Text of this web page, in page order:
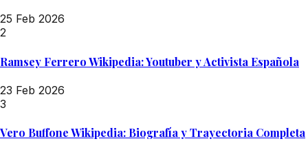
25 Feb 2026
2
Ramsey Ferrero Wikipedia: Youtuber y Activista Española
23 Feb 2026
3
Vero Buffone Wikipedia: Biografía y Trayectoria Completa